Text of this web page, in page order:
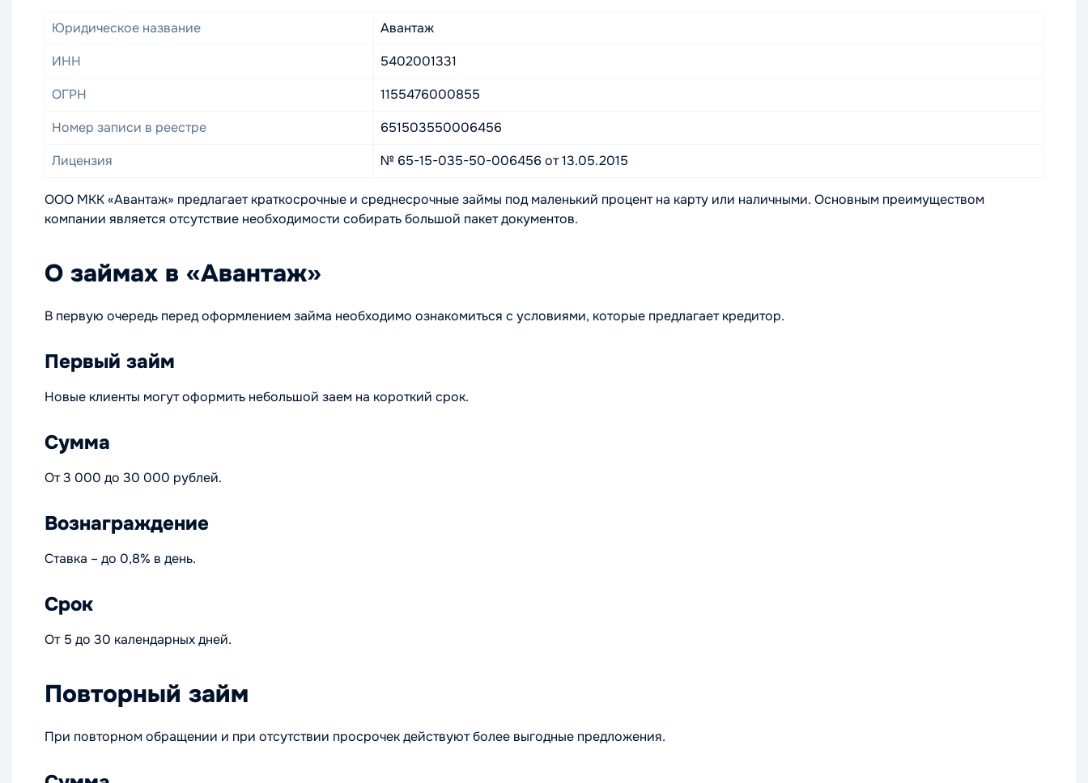
Юридическое название
Авантаж
ИНН
5402001331
ОГРН
1155476000855
Номер записи в реестре
651503550006456
Лицензия
№ 65-15-035-50-006456 от 13.05.2015
ООО МКК «Авантаж» предлагает краткосрочные и среднесрочные займы под маленький процент на карту или наличными. Основным преимуществом
компании является отсутствие необходимости собирать большой пакет документов.
О займах в «Авантаж»
В первую очередь перед оформлением займа необходимо ознакомиться с условиями, которые предлагает кредитор.
Первый займ
Новые клиенты могут оформить небольшой заем на короткий срок.
Сумма
От 3 000 до 30 000 рублей.
Вознаграждение
Ставка – до 0,8% в день.
Срок
От 5 до 30 календарных дней.
Повторный займ
При повторном обращении и при отсутствии просрочек действуют более выгодные предложения.